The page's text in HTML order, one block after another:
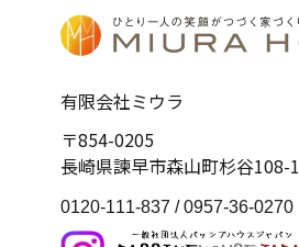
有限会社ミウラ
〒854-0205
長崎県諫早市森山町杉谷108-1
0120-111-837 /0957-36-0270